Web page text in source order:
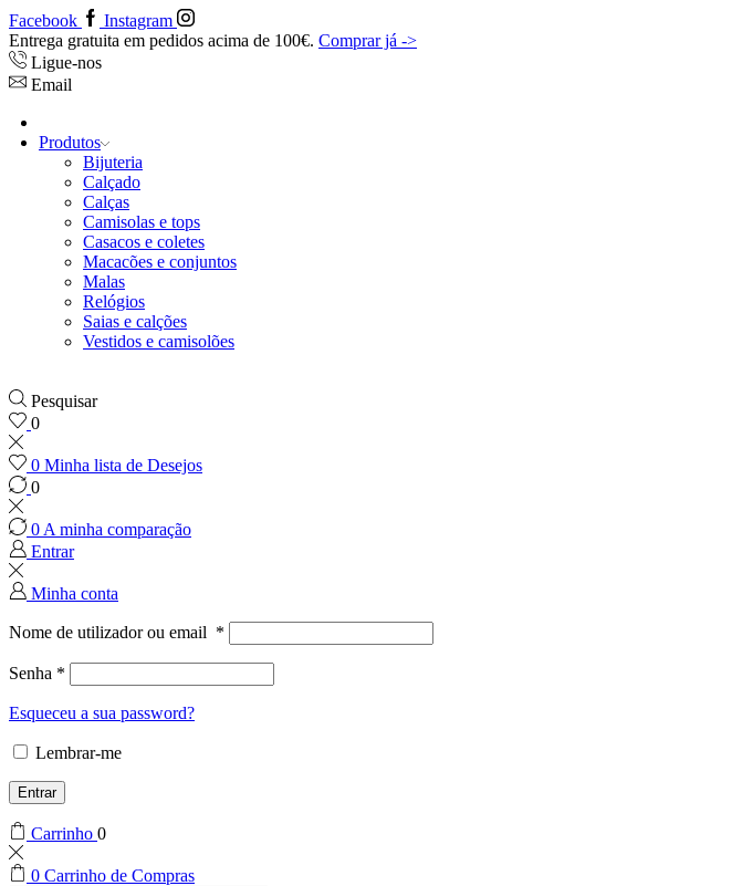
Facebook
Instagram
Entrega gratuita em pedidos acima de 100€. Comprar já ->
Ligue-nos
Email
Produtos
Bijuteria
Calçado
Calças
Camisolas e tops
Casacos e coletes
Macacões e conjuntos
Malas
Relógios
Saias e calções
Vestidos e camisolões
Pesquisar
0
0 Minha lista de Desejos
0
0 A minha comparação
Entrar
Minha conta
Nome de utilizador ou email *
Senha *
Esqueceu a sua password?
Lembrar-me
Entrar
Carrinho 0
0 Carrinho de Compras